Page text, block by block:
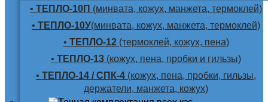
• ТЕПЛО-10П (минвата, кожух, манжета, термоклей)
• ТЕПЛО-10У(минвата, кожух, манжета, термоклей)
• ТЕПЛО-12(термоклей, кожух, пена)
• ТЕПЛО-13 (кожух, пена, пробки и гильзы)
• ТЕПЛО-14 / СПК-4 (кожух, пена, пробки, гильзы,
держатели, манжета, кожух)